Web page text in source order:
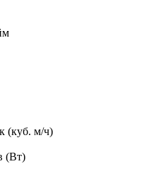
(куб. м/ч)
(Вт)